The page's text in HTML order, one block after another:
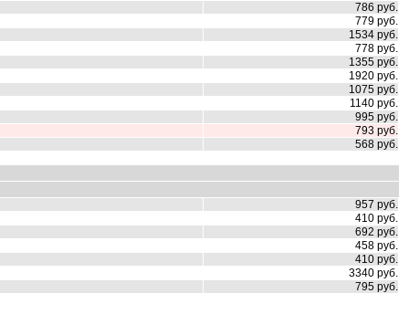
786 руб.
779 руб.
1534 руб.
778 руб.
1355 руб.
1920 руб.
1075 руб.
1140 руб.
995 руб.
793 руб.
568 руб.
957 руб.
410 руб.
692 руб.
458 руб.
410 руб.
3340 руб.
795 руб.